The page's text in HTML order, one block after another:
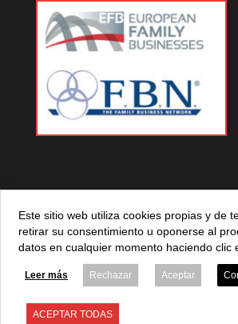
© 2021 ADEFAN. Todos los derechos
881 |Política de privacidad|Aviso legal |
Este sitio web utiliza cookies propias y de
retirar su consentimiento u oponerse al
datos en cualquier momento haciendo clic
Leer más Rechazar Aceptar
ACEPTAR TODAS